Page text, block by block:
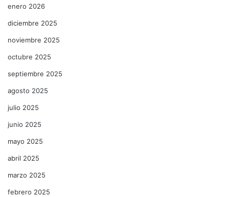
enero 2026
diciembre 2025
noviembre 2025
octubre 2025
septiembre 2025
agosto 2025
julio 2025
junio 2025
mayo 2025
abril 2025
marzo 2025
febrero 2025